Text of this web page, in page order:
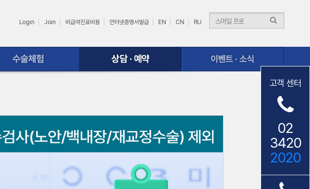
상담ㆍ예약 이벤트ㆍ소식
고객 센터
02
3420
2020
Login Join 비급여진료비용 인터넷증명서발급 EN CN RU